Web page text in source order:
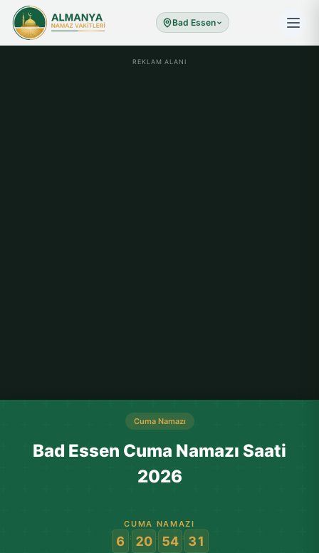
Bad Essen
REKLAM ALANI
Cuma Namazı
Bad Essen Cuma Namazı Saati
2026
CUMA NAMAZI
6 : 20 : 54 : 30